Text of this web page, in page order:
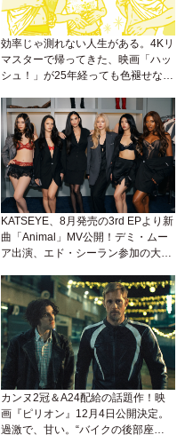
効率じゃ測れない人生がある。4Kリ
マスターで帰ってきた、映画「ハッ
シュ！」が25年経っても色褪せない
KATSEYE、8月発売の3rd EPより新
曲「Animal」MV公開！デミ・ムー
ア出演、エド・シーラン参加の大胆
カンヌ2冠＆A24配給の話題作！映
画『ピリオン』12月4日公開決定。
過激で、甘い。“バイクの後部座